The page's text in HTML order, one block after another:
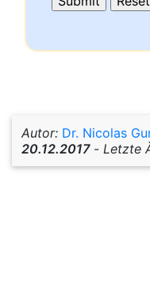
Autor: Dr. Nicolas
20.12.2017- Letzte